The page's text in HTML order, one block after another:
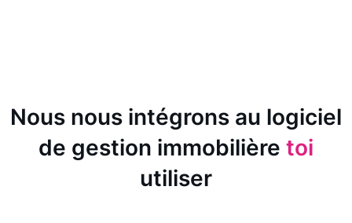
Nous nous intégrons au logiciel
de gestion immobilière toi
utiliser